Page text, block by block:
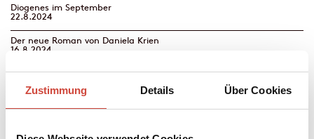
Zustimmung Details Über Cookies
Diogenes im September
22.8.2024
Der neue Roman von Daniela Krien
16.8.2024
Diogenes im August | Neues von Benedict Wells
Diogenes im August | Neues von Benedict Wells und Paulo Coelho